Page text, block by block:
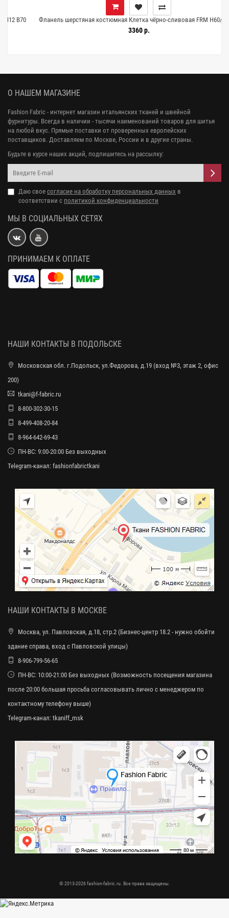
Фланель шерстяная костюмная Клетка чёрно-сливовая FRM H60/1 FF50
О НАШЕМ МАГАЗИНЕ
Fashion Fabric - интернет магазин итальянских тканей и швейной
фурнитуры. Всегда в наличии - тысячи наименований товаров для шитья
на любой вкус. Прямые поставки от проверенных европейских
поставщиков. Доставляем по Москве, России и в другие страны.
Будьте в курсе наших акций, подпишитесь на рассылку:
Даю свое согласие на обработку персональных данных в
соответствии с политикой конфиденциальности
МЫ В СОЦИАЛЬНЫХ СЕТЯХ
ПРИНИМАЕМ К ОПЛАТЕ
НАШИ КОНТАКТЫ В ПОДОЛЬСКЕ
Московская обл. г.Подольск, ул.Федорова, д.19 (вход №3, этаж 2, офис
200)
tkani@f-fabric.ru
8-800-302-30-15
8-499-408-20-84
8-964-642-69-43
ПН-ВС: 9:00-20:00 Без выходных
Telegram-канал: fashionfabrictkani
НАШИ КОНТАКТЫ В МОСКВЕ
Москва, ул. Павловская, д.18, стр.2 (Бизнес-центр 18.2 - нужно обойти
здание справа, вход с Павловской улицы)
8-906-799-56-65
ПН-ВС: 10:00-21:00 Без выходных (Возможность посещения магазина
после 20:00 большая просьба согласовывать лично с менеджером по
контактному телефону выше)
Telegram-канал: tkaniff_msk
© 2013-2026 fashion-fabric.ru. Все права защищены.